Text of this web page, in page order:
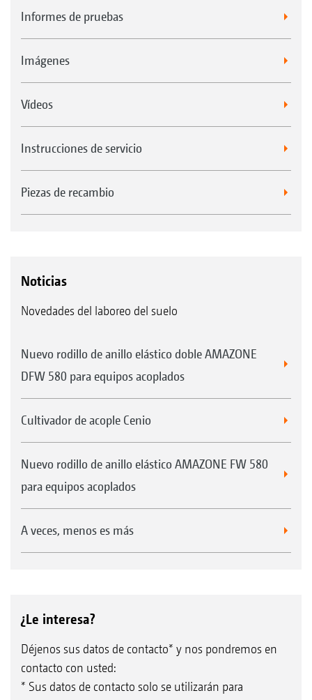
Informes de pruebas
Imágenes
Vídeos
Instrucciones de servicio
Piezas de recambio
Noticias
Novedades del laboreo del suelo
Nuevo rodillo de anillo elástico doble AMAZONE
DFW 580 para equipos acoplados
Cultivador de acople Cenio
Nuevo rodillo de anillo elástico AMAZONE FW 580
para equipos acoplados
A veces, menos es más
¿Le interesa?
Déjenos sus datos de contacto* y nos pondremos en
contacto con usted:
* Sus datos de contacto solo se utilizarán para